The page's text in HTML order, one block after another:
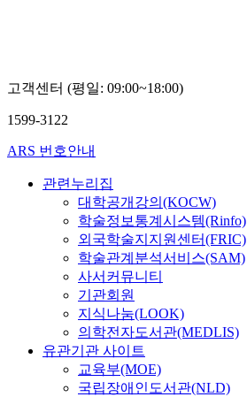
고객센터 (평일: 09:00~18:00)
1599-3122
ARS 번호안내
관련누리집
대학공개강의(KOCW)
학술정보통계시스템(Rinfo)
외국학술지지원센터(FRIC)
학술관계분석서비스(SAM)
사서커뮤니티
기관회원
지식나눔(LOOK)
의학전자도서관(MEDLIS)
유관기관 사이트
교육부(MOE)
국립장애인도서관(NLD)